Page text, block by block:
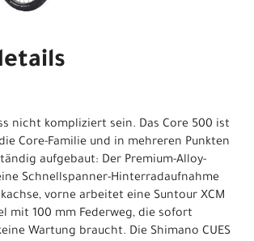
nicht kompliziert sein. Das Core 500 ist
Core-Familie und in mehreren Punkten
aufgebaut: Der Premium-Alloy-
Schnellspanner-Hinterradaufnahme
vorne arbeitet eine Suntour XCM
mit 100 mm Federweg, die sofort
Wartung braucht. Die Shimano CUES